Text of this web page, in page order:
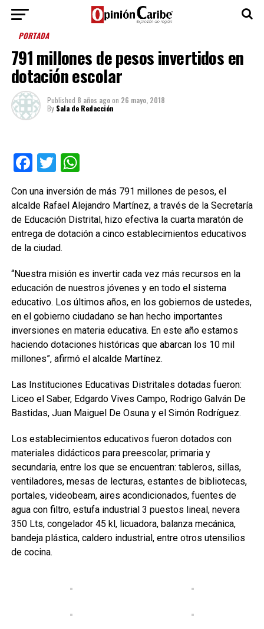
PORTADA
791 millones de pesos invertidos en
dotación escolar
Published 8 años agoon 26 mayo, 2018
By Sala de Redacción
Facebook
TwitterWhatsApp
Con una inversión de más 791 millones de pesos, el
alcalde Rafael Alejandro Martínez, a través de la Secretaría
de Educación Distrital, hizo efectiva la cuarta maratón de
entrega de dotación a cinco establecimientos educativos
de la ciudad.
“Nuestra misión es invertir cada vez más recursos en la
educación de nuestros jóvenes y en todo el sistema
educativo. Los últimos años, en los gobiernos de ustedes,
en el gobierno ciudadano se han hecho importantes
inversiones en materia educativa. En este año estamos
haciendo dotaciones históricas que abarcan los 10 mil
millones”, afirmó el alcalde Martínez.
Las Instituciones Educativas Distritales dotadas fueron:
Liceo el Saber, Edgardo Vives Campo, Rodrigo Galván De
Bastidas, Juan Maiguel De Osuna y el Simón Rodríguez.
Los establecimientos educativos fueron dotados con
materiales didácticos para preescolar, primaria y
secundaria, entre los que se encuentran: tableros, sillas,
ventiladores, mesas de lecturas, estantes de bibliotecas,
portales, videobeam, aires acondicionados, fuentes de
agua con filtro, estufa industrial 3 puestos lineal, nevera
350 Lts, congelador 45 kl, licuadora, balanza mecánica,
bandeja plástica, caldero industrial, entre otros utensilios
de cocina.